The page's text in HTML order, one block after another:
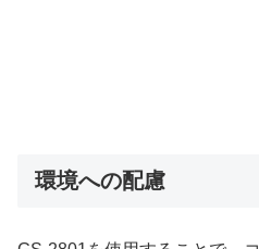
環境への配慮